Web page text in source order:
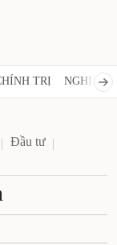
TRỊ NGHỊ
Đầu tư